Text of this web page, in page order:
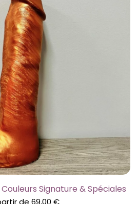
Signature & Spéciales